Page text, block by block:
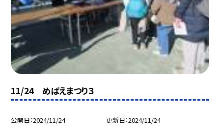
11/24 めばえまつり３
公開日 2024/11/24 更新日 2024/11/24